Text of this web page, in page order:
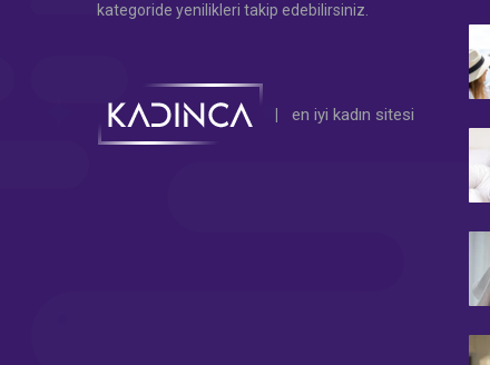
kategoride yenilikleri takip edebilirsiniz.
| en iyi kadın sitesi